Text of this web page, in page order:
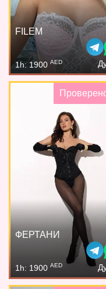
FILEM
1h: 1900 AED
ФЕРТАНИ
1h: 1900 AED